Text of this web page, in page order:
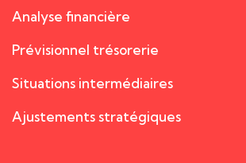
Analyse financière
Prévisionnel trésorerie
Situations intermédiaires
Ajustements stratégiques